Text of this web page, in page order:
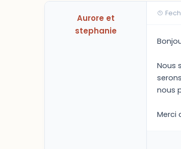
Aurore et
stephanie
Nous
nous
Merci